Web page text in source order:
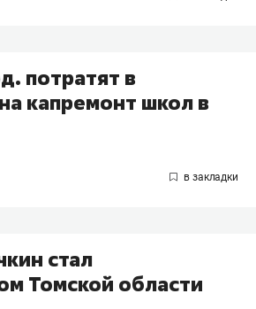
потратят в
капремонт школ в
стал
Томской области